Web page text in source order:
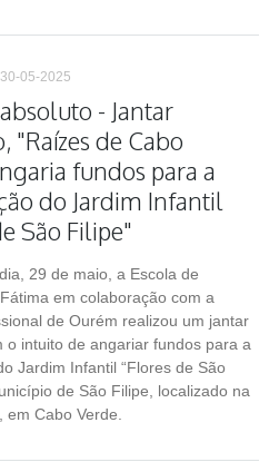
05-2025
- Jantar
"Raízes de Cabo
fundos para a
do Jardim Infantil
São Filipe"
29 de maio, a Escola de
em colaboração com a
de Ourém realizou um jantar
o intuito de angariar fundos para a
Jardim Infantil “Flores de São
de São Filipe, localizado na
em Cabo Verde.